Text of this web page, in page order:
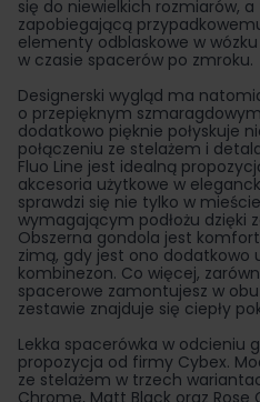
się do niewielkich rozmiarów,
zapobiegającą
elementy odblaskowe w
w czasie spacerów po zmroku.
Designerski wygląd ma
o przepięknym
dodatkowo pięknie połyskuje
połączeniu ze stelażem i
Fluo Line jest idealną
akcesoria użytkowe w
sprawdzi się nie tylko w
wymagającym podłożu dzięki
Obszerna gondola jest
zimą, gdy jest ono dodatkowo
kombinezon. Co więcej,
spacerowe zamontujesz w
zestawie znajduje się ciepły
Lekka spacerówka w odcieniu
propozycja od firmy Cybex.
ze stelażem w trzech
Chrome, Matt Black oraz Rose